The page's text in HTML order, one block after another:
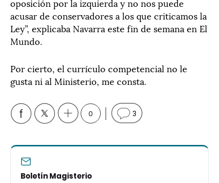
oposición por la izquierda y no nos puede
acusar de conservadores a los que criticamos la
Ley”, explicaba Navarra este fin de semana en El
Mundo.
Por cierto, el currículo competencial no le
gusta ni al Ministerio, me consta.
0 3
Boletín Magisterio